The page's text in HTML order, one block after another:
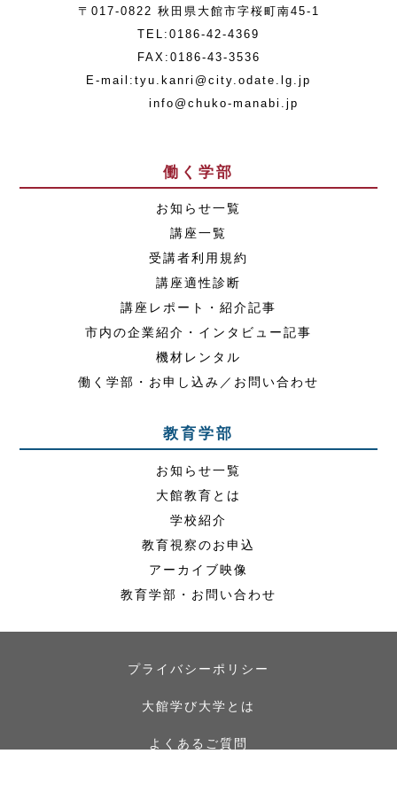
〒017-0822 秋田県大館市字桜町南45-1
TEL:0186-42-4369
FAX:0186-43-3536
E-mail:tyu.kanri@city.odate.lg.jp
info@chuko-manabi.jp
働く学部
お知らせ一覧
講座一覧
受講者利用規約
講座適性診断
講座レポート・紹介記事
市内の企業紹介・インタビュー記事
機材レンタル
働く学部・お申し込み／お問い合わせ
教育学部
お知らせ一覧
大館教育とは
学校紹介
教育視察のお申込
アーカイブ映像
教育学部・お問い合わせ
プライバシーポリシー
大館学び大学とは
よくあるご質問